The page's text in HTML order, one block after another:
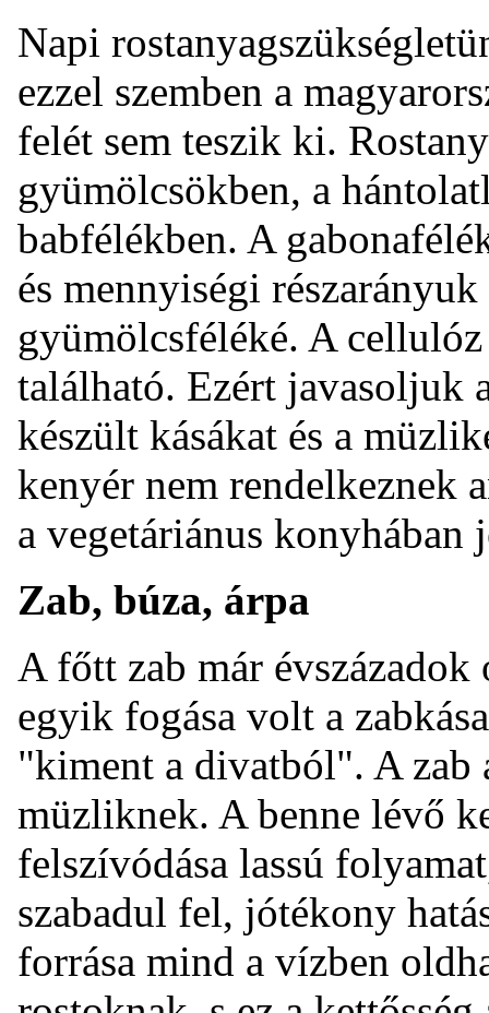
Napi
ezzel szemben a
felét sem teszik ki.
gyümölcsökben, a
babfélékben. A
és mennyiségi
gyümölcsféléké. A
található. Ezért javasoljuk
készült kásákat és a
kenyér nem rendelkeznek
a vegetáriánus konyhában
Zab, búza, árpa
A főtt zab már
egyik fogása volt a
"kiment a divatból". A zab
müzliknek. A benne lévő
felszívódása lassú
szabadul fel, jótékony
forrása mind a vízben